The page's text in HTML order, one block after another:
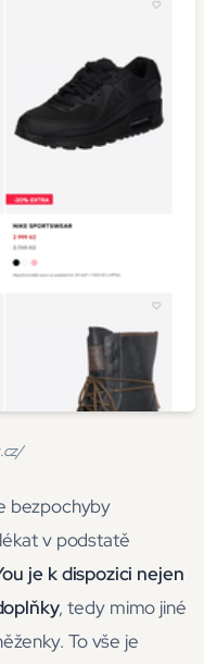
bezpochyby
v podstatě
je k dispozici nejen
, tedy mimo jiné
To vše je